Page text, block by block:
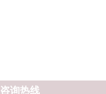
咨询热线